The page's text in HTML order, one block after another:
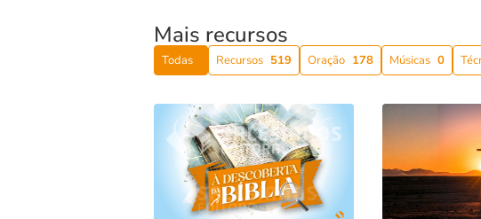
Mais recursos
Todas Recursos 519 Oração 178 Músicas 0